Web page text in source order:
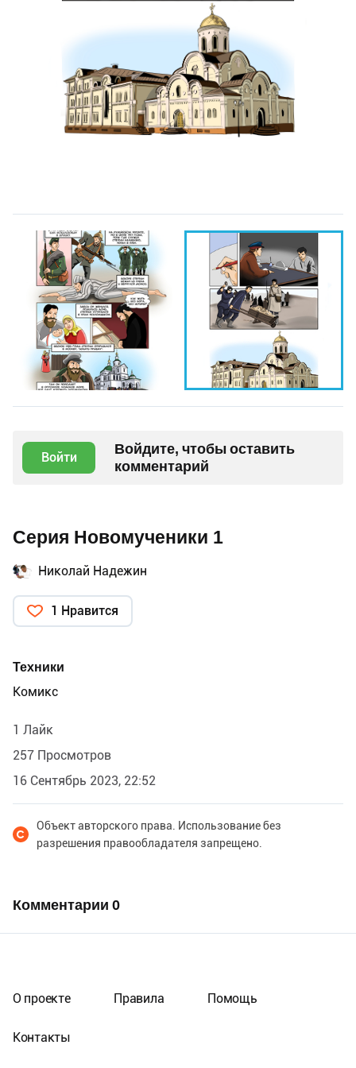
Войти
Войдите, чтобы оставить
комментарий
Серия Новомученики 1
Николай Надежин
1 Нравится
Техники
Комикс
1 Лайк
257 Просмотров
16 Сентябрь 2023, 22:52
Объект авторского права. Использование без
разрешения правообладателя запрещено.
Комментарии 0
О проекте Правила Помощь
Контакты